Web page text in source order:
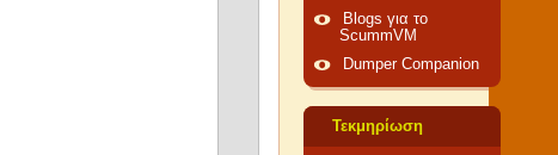
Blogs για το
ScummVM
Dumper Companion
Τεκμηρίωση